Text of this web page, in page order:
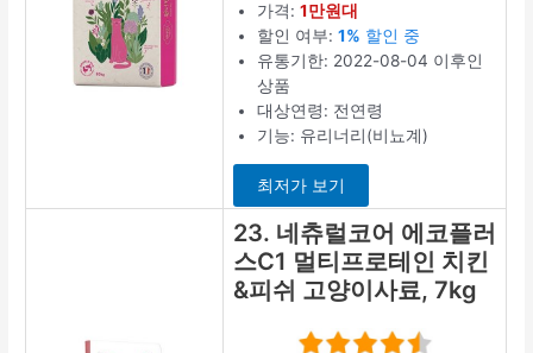
가격:1만원대
할인 여부:1% 할인 중
유통기한: 2022-08-04 이후인
상품
대상연령: 전연령
기능: 유리너리(비뇨계)
최저가 보기
23. 네츄럴코어 에코플러
스C1 멀티프로테인 치킨
&피쉬 고양이사료, 7kg